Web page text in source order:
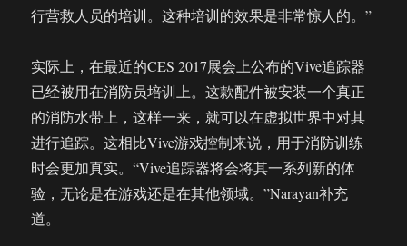
行营救人员的培训。这种培训的效果是非常惊人的。”
实际上，在最近的CES 2017展会上公布的Vive追踪器
已经被用在消防员培训上。这款配件被安装一个真正
的消防水带上，这样一来，就可以在虚拟世界中对其
进行追踪。这相比Vive游戏控制来说，用于消防训练
时会更加真实。“Vive追踪器将会将其一系列新的体
验，无论是在游戏还是在其他领域。”Narayan补充
道。